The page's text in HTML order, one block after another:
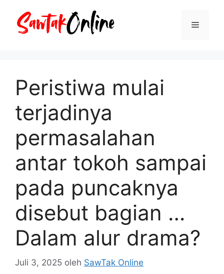
Menu
Peristiwa mulai
terjadinya
permasalahan
antar tokoh sampai
pada puncaknya
disebut bagian …
Dalam alur drama?
Juli 3, 2025 oleh SawTak Online